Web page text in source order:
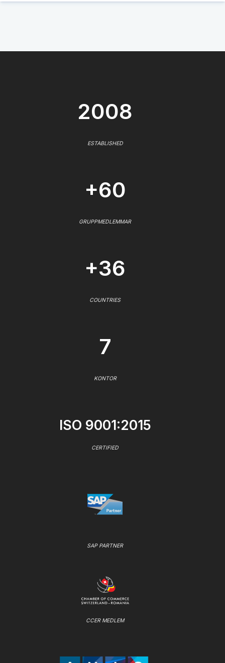
2008
ESTABLISHED
+60
GRUPPMEDLEMMAR
+36
COUNTRIES
7
KONTOR
ISO 9001:2015
CERTIFIED
SAP PARTNER
CCER MEDLEM